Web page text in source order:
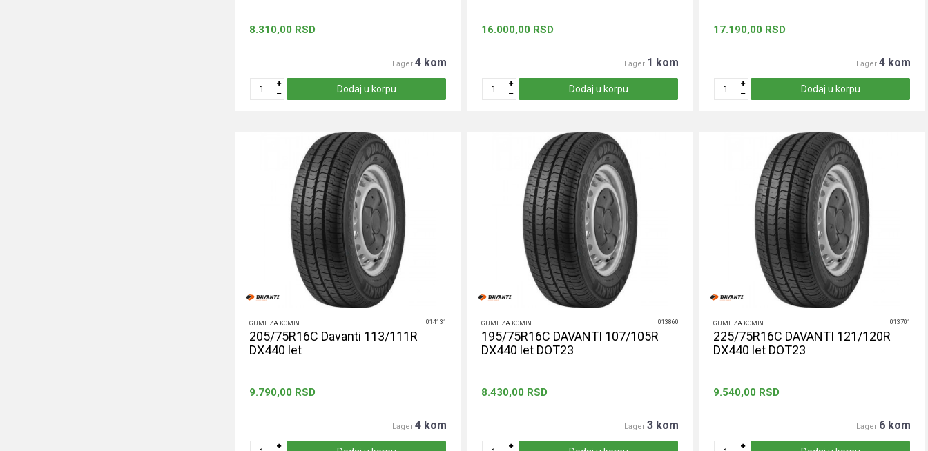
8.310,00 RSD
Lager 4 kom
Dodaj u korpu
16.000,00 RSD
Lager 1 kom
Dodaj u korpu
17.190,00 RSD
Lager 4 kom
Dodaj u korpu
GUME ZA KOMBI 014131
205/75R16C Davanti 113/111R
DX440 let
9.790,00 RSD
Lager 4 kom
GUME ZA KOMBI 013860
195/75R16C DAVANTI 107/105R
DX440 let DOT23
8.430,00 RSD
Lager 3 kom
GUME ZA KOMBI 013701
225/75R16C DAVANTI 121/120R
DX440 let DOT23
9.540,00 RSD
Lager 6 kom